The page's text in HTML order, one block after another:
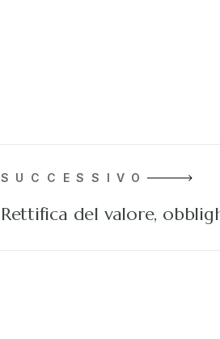
SUCCESSIVO
Rettifica del valore,